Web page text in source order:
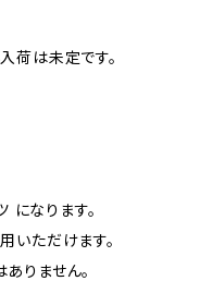
荷は未定です。
になります。
いただけます。
りません。